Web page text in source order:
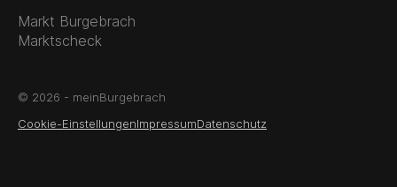
Markt Burgebrach
Marktscheck
© 2026 - meinBurgebrach
Cookie-EinstellungenImpressumDatenschutz